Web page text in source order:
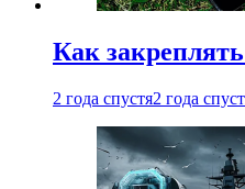
Как
2 года спустя2 года